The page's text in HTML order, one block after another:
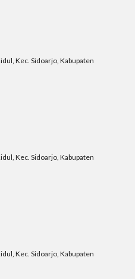
Kec. Sidoarjo, Kabupaten
Kec. Sidoarjo, Kabupaten
Kec. Sidoarjo, Kabupaten